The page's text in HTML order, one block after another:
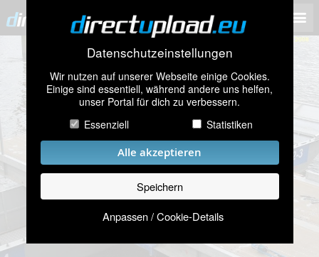
Datenschutzeinstellungen
Wir nutzen auf unserer Webseite einige Cookies.
Einige sind essentiell, während andere uns helfen,
unser Portal für dich zu verbessern.
Essenziell
Statistiken
Alle akzeptieren
Speichern
Anpassen / Cookie-Details